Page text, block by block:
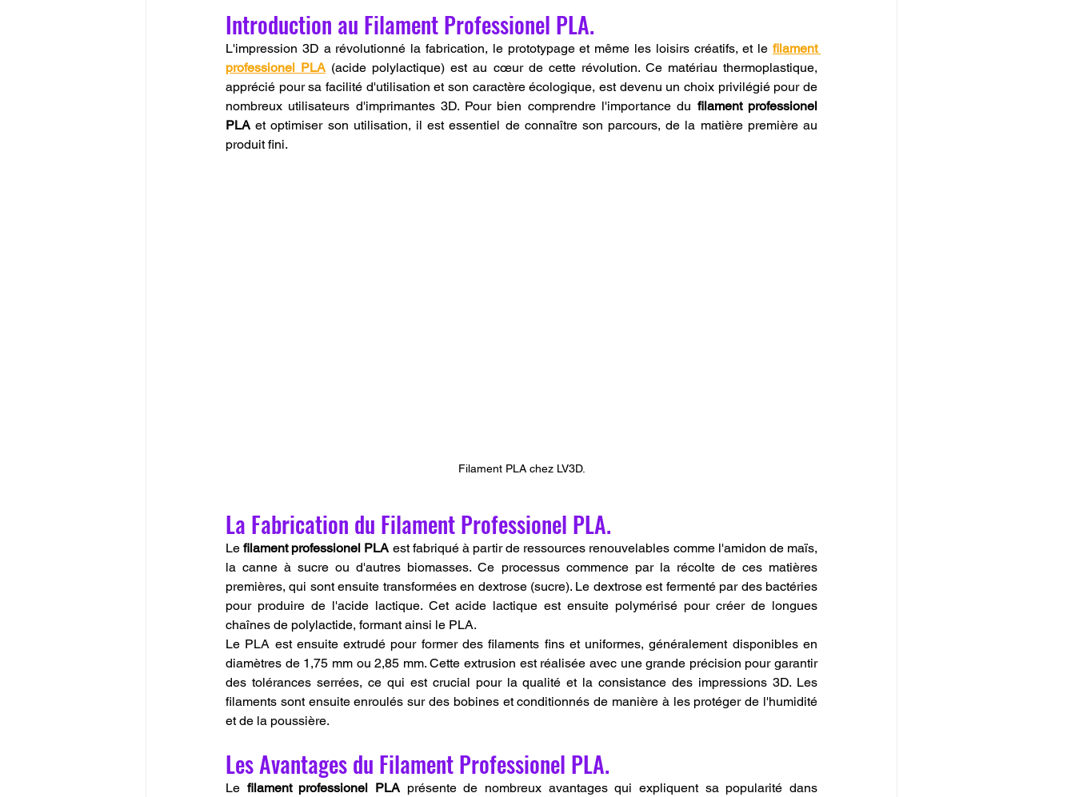
Entretien imprimante 3D postraitement SNAPMAKER CRÉALITY SPARK X I7
Bambu Lab X2D fusion 360 fusion 360
Introduction au Filament Professionel PLA.
L'impression 3D a révolutionné la fabrication, le prototypage et même les loisirs créatifs, et le filament
professionel PLA (acide polylactique) est au cœur de cette révolution. Ce matériau thermoplastique,
apprécié pour sa facilité d'utilisation et son caractère écologique, est devenu un choix privilégié pour de
nombreux utilisateurs d'imprimantes 3D. Pour bien comprendre l'importance du filament professionel
PLA et optimiser son utilisation, il est essentiel de connaître son parcours, de la matière première au
produit fini.
Filament PLA chez LV3D.
La Fabrication du Filament Professionel PLA.
Le filament professionel PLA est fabriqué à partir de ressources renouvelables comme l'amidon de maïs,
la canne à sucre ou d'autres biomasses. Ce processus commence par la récolte de ces matières
premières, qui sont ensuite transformées en dextrose (sucre). Le dextrose est fermenté par des bactéries
pour produire de l'acide lactique. Cet acide lactique est ensuite polymérisé pour créer de longues
chaînes de polylactide, formant ainsi le PLA.
Le PLA est ensuite extrudé pour former des filaments fins et uniformes, généralement disponibles en
diamètres de 1,75 mm ou 2,85 mm. Cette extrusion est réalisée avec une grande précision pour garantir
des tolérances serrées, ce qui est crucial pour la qualité et la consistance des impressions 3D. Les
filaments sont ensuite enroulés sur des bobines et conditionnés de manière à les protéger de l'humidité
et de la poussière.
Les Avantages du Filament Professionel PLA.
Le filament professionel PLA présente de nombreux avantages qui expliquent sa popularité dans